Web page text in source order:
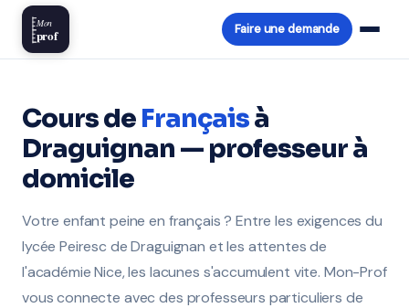
Mon
prof Faire une demande
Cours de Françaisà
Draguignan — professeur à
domicile
Votre enfant peine en français ? Entre les exigences du
lycée Peiresc de Draguignan et les attentes de
l'académie Nice, les lacunes s'accumulent vite. Mon-Prof
vous connecte avec des professeurs particuliers de